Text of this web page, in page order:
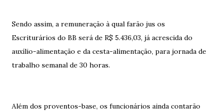
Sendo assim, a remuneração à qual farão jus os
Escriturários do BB será de R$ 5.436,03, já acrescida do
auxílio-alimentação e da cesta-alimentação, para jornada de
trabalho semanal de 30 horas.
Além dos proventos-base, os funcionários ainda contarão